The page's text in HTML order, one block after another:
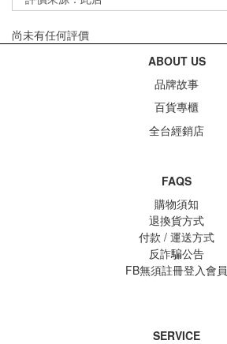
尚未有任何評價
ABOUT US
品牌故事
百貨專櫃
全台經銷店
FAQS
購物須知
退換貨方式
付款 / 運送方式
反詐騙公告
FB無須註冊登入會員
SERVICE